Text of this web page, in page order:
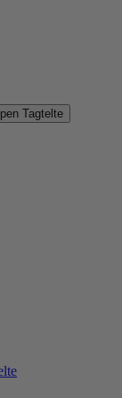
Tagtelte